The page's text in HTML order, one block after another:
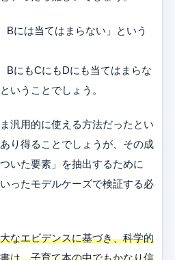
Bには当てはまらない」という
BにもCにもDにも当てはまらな
いうことでしょう。
汎用的に使える方法だったとい
り得ることでしょうが、その成
いた要素」を抽出するために
ったモデルケーズで検証する必
なエビデンスに基づき、科学的